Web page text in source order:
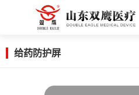
给药防护屏